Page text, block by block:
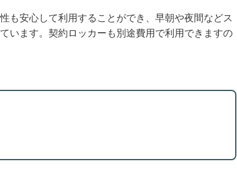
も安心して利用することができ、早朝や夜間などス
います。契約ロッカーも別途費用で利用できますの